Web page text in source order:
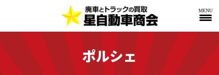
MENU
ポルシェ